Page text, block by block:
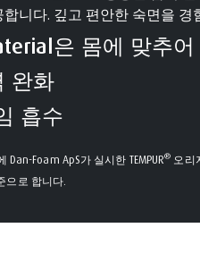
니다. 깊고 편안한 숙면을 경
은 몸에 맞추어
완화
흡수
Dan-Foam ApS가 실시한 TEMPUR® 오리
으로 합니다.